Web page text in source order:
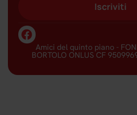
Iscriviti
Amici del quinto piano -
BORTOLO ONLUS CF